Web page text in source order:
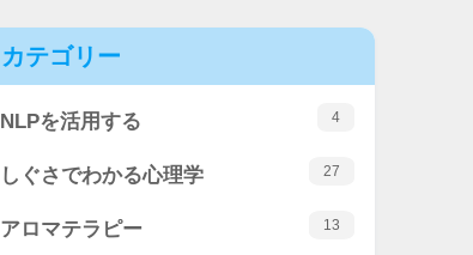
カテゴリー
NLPを活用する 4
しぐさでわかる心理学 27
アロマテラピー 13